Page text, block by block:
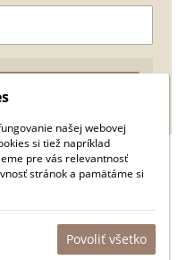
|Prihlásiť
našej webovej
si tiež napríklad
pre vás relevantnosť
stránok a pamätáme si
Povoliť všetko